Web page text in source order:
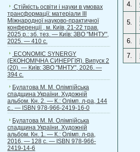
Стійкість освіти і науки в умовах
трансформації: матеріали ІІІ
Міжнародної науково-практичної
конференції , м. Київ, 21-22 трав.
2025 р.: зб. тез. — Київ: ЗВО "МНТУ",
2025. — 410 с.
ECONOMIC SYNERGY
(ЕКОНОМІЧНА СИНЕРГІЯ). Випуск 2
(20). — Київ: ЗВО "МНТУ", 2026. —
394 с.
Булатова М. М. Олімпійська
спадщина України. Художній
альбом. Кн. 2. — К.: Олімп. л-ра, 144
с.. — ISBN 978-966-2419-16-0
Булатова М. М. Олімпійська
спадщина України. Художній
альбом. Кн. 1. — К.: Олімп. л-ра,
2016. — 128 с. — ISBN 978-966-
2419-14-6
4.
5.
6.
7.